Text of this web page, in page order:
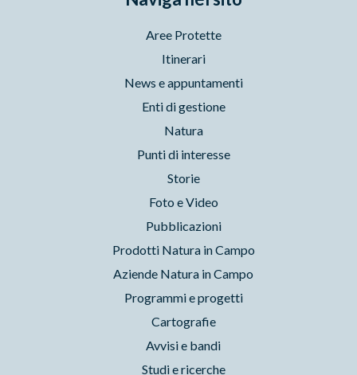
Aree Protette
Itinerari
News e appuntamenti
Enti di gestione
Natura
Punti di interesse
Storie
Foto e Video
Pubblicazioni
Prodotti Natura in Campo
Aziende Natura in Campo
Programmi e progetti
Cartografie
Avvisi e bandi
Studi e ricerche